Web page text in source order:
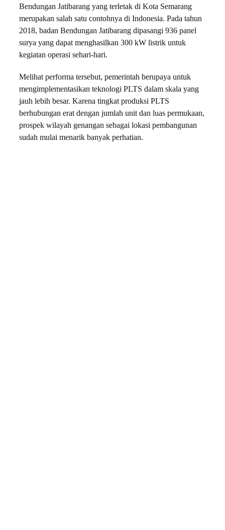
Bendungan Jatibarang yang terletak di Kota Semarang
merupakan salah satu contohnya di Indonesia. Pada tahun
2018, badan Bendungan Jatibarang dipasangi 936 panel
surya yang dapat menghasilkan 300 kW listrik untuk
kegiatan operasi sehari-hari.
Melihat performa tersebut, pemerintah berupaya untuk
mengimplementasikan teknologi PLTS dalam skala yang
jauh lebih besar. Karena tingkat produksi PLTS
berhubungan erat dengan jumlah unit dan luas permukaan,
prospek wilayah genangan sebagai lokasi pembangunan
sudah mulai menarik banyak perhatian.